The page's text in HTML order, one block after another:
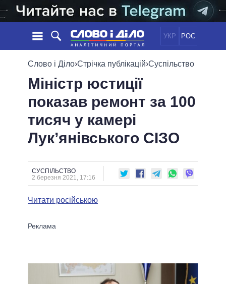
УКР РОС
НОВИНИ
СТРІЧКА
ПОДІЇ
СТАТТІ
ОГЛЯДИ
ДАЙДЖЕСТИ
ПОЛІТИКА
ЕКОНОМІКА
СУСПІЛЬСТВО
СВІТ
ОБIЦЯНКИ
ПОЛIТИКИ
УСІ ПОЛІТИКИ
ПРЕЗИДЕНТ І ОФІС
ВЕРХОВНА РАДА
КАБІНЕТ МІНІСТРІВ
МЕРИ МІСТ
ІНФОГРАФІКА
ПІДТРИМАТИ
ПОРІВНЯННЯ ПОЛІТИКІВ
Слово і Діло›Стрічка публікацій›Суспільство
Міністр юстиції
показав ремонт за 100
тисяч у камері
Лук’янівського СІЗО
СУСПІЛЬСТВО
2 березня 2021, 17:16
Читати російською